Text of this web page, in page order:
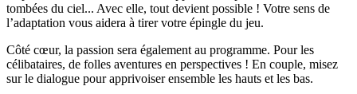
tombées du ciel... Avec elle, tout devient possible ! Votre sens de
l’adaptation vous aidera à tirer votre épingle du jeu.
Côté cœur, la passion sera également au programme. Pour les
célibataires, de folles aventures en perspectives ! En couple, misez
sur le dialogue pour apprivoiser ensemble les hauts et les bas.